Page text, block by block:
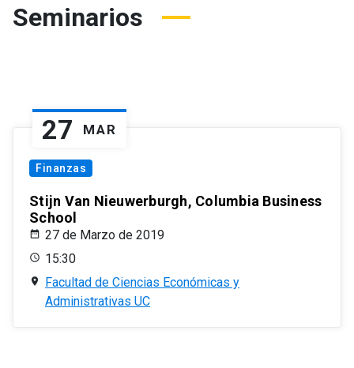
Seminarios
27 MAR
Finanzas
Stijn Van Nieuwerburgh, Columbia Business
School
27 de Marzo de 2019
15:30
Facultad de Ciencias Económicas y
Administrativas UC